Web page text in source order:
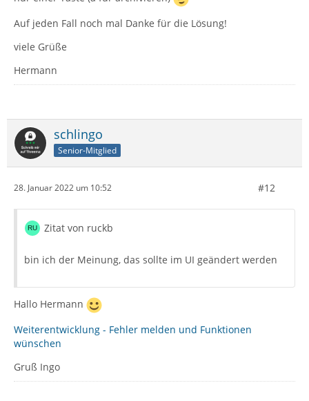
Auf jeden Fall noch mal Danke für die Lösung!
viele Grüße
Hermann
schlingo
Senior-Mitglied
28. Januar 2022 um 10:52 #12
Zitat von ruckb
bin ich der Meinung, das sollte im UI geändert werden
Hallo Hermann
Weiterentwicklung - Fehler melden und Funktionen
wünschen
Gruß Ingo